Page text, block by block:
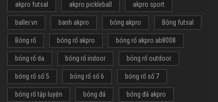
akpro futsal akpro pickleball akpro sport
baller.vn banh akpro bóng akpro Bóng futsal
Bóng rổ bóng rổ akpro bóng rổ akpro ab8008
bóng rổ da bóng rổ indoor bóng rổ outdoor
bóng rổ số 5 bóng rổ số 6 bóng rổ số 7
bóng rổ tập luyện bóng đá bóng đá akpro